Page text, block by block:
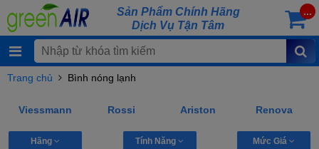
Sản Phẩm Chính Hãng
Dịch Vụ Tận Tâm
...
Trang chủ Bình nóng lạnh
Viessmann Rossi Ariston Renova
Hãng Tính Năng Mức Giá